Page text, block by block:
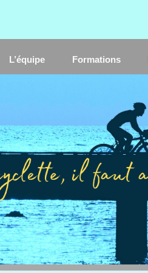
L’équipe Formations